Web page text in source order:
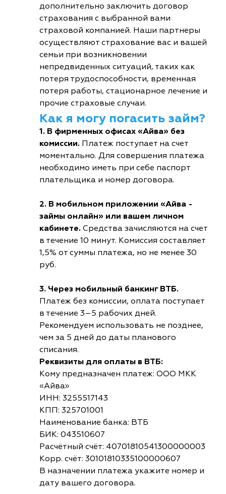
дополнительно заключить договор
страхования с выбранной вами
страховой компанией. Наши партнеры
осуществляют страхование вас и вашей
семьи при возникновении
непредвиденных ситуаций, таких как
потеря трудоспособности, временная
потеря работы, стационарное лечение и
прочие страховые случаи.
Как я могу погасить займ?
1. В фирменных офисах «Айва» без
комиссии. Платеж поступает на счет
моментально. Для совершения платежа
необходимо иметь при себе паспорт
плательщика и номер договора.
2. В мобильном приложении «Айва -
займы онлайн» или вашем личном
кабинете. Средства зачисляются на счет
в течение 10 минут. Комиссия составляет
1,5% от суммы платежа, но не менее 30
руб.
3. Через мобильный банкинг ВТБ.
Платеж без комиссии, оплата поступает
в течение 3–5 рабочих дней.
Рекомендуем использовать не позднее,
чем за 5 дней до даты планового
списания.
Реквизиты для оплаты в ВТБ:
Кому предназначен платеж: ООО МКК
«Айва»
ИНН: 3255517143
КПП: 325701001
Наименование банка: ВТБ
БИК: 043510607
Расчётный счёт: 40701810541300000003
Корр. счёт: 30101810335100000607
В назначении платежа укажите номер и
дату вашего договора.